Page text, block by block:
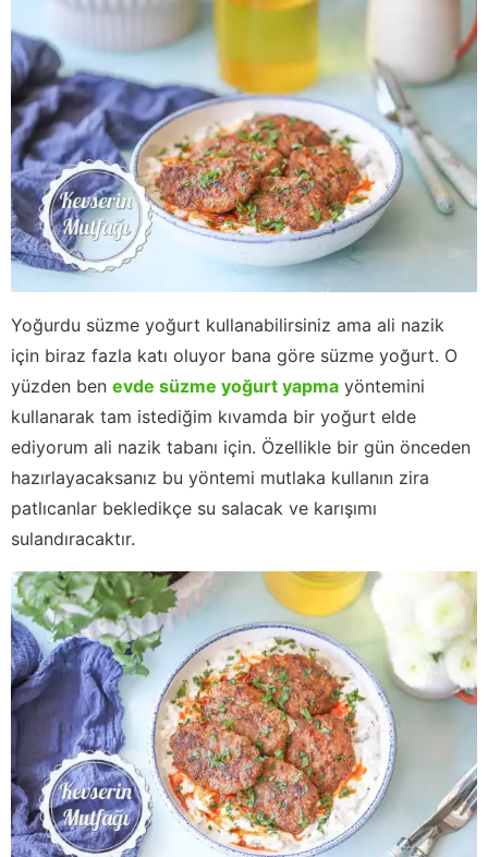
Yoğurdu süzme yoğurt kullanabilirsiniz ama ali nazik
için biraz fazla katı oluyor bana göre süzme yoğurt. O
yüzden ben evde süzme yoğurt yapma yöntemini
kullanarak tam istediğim kıvamda bir yoğurt elde
ediyorum ali nazik tabanı için. Özellikle bir gün önceden
hazırlayacaksanız bu yöntemi mutlaka kullanın zira
patlıcanlar bekledikçe su salacak ve karışımı
sulandıracaktır.